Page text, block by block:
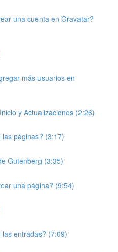
una cuenta en Gravatar?
más usuarios en
y Actualizaciones (2:26)
páginas? (3:17)
Gutenberg (3:35)
una página? (9:54)
entradas? (7:09)